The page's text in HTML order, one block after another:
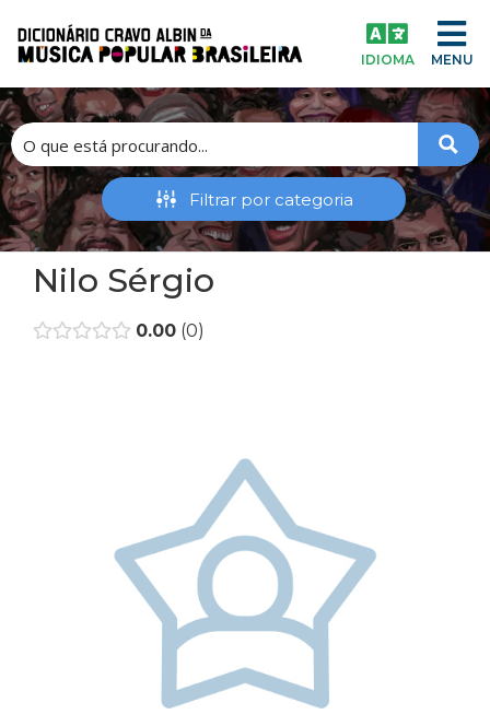
IDIOMA MENU
Nilo Sérgio
0.00 0